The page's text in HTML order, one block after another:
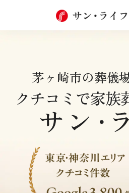
茅ヶ崎市の葬儀
クチコミで家族
サン ・